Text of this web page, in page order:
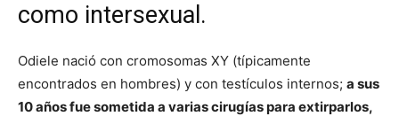
como intersexual.
Odiele nació con cromosomas XY (típicamente
encontrados en hombres) y con testículos internos; a sus
10 años fue sometida a varias cirugías para extirparlos,